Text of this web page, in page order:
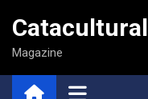
contenido
Catacultural
Magazine